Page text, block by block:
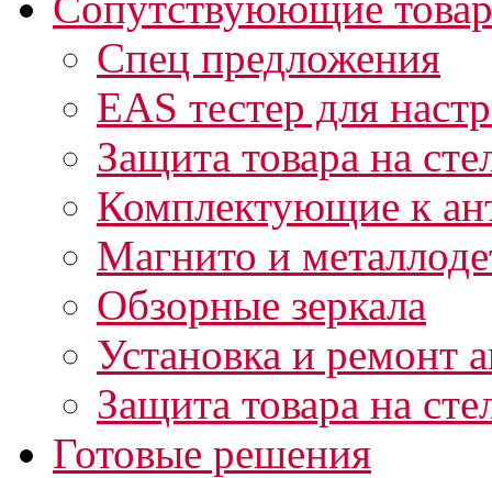
Спец предложения
EAS тестер для
Защита товара на
Комплектующие к
Магнито и
Обзорные зеркала
Установка и ремонт
Защита товара на
Готовые решения